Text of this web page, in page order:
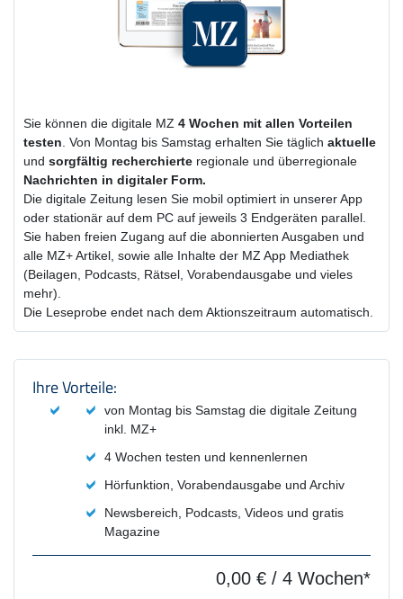
Sie können die digitale MZ 4 Wochen mit allen Vorteilen
testen. Von Montag bis Samstag erhalten Sie täglich aktuelle
und sorgfältig recherchierte regionale und überregionale
Nachrichten in digitaler Form.
Die digitale Zeitung lesen Sie mobil optimiert in unserer App
oder stationär auf dem PC auf jeweils 3 Endgeräten parallel.
Sie haben freien Zugang auf die abonnierten Ausgaben und
alle MZ+ Artikel, sowie alle Inhalte der MZ App Mediathek
(Beilagen, Podcasts, Rätsel, Vorabendausgabe und vieles
mehr).
Die Leseprobe endet nach dem Aktionszeitraum automatisch.
Produktzusammenfassung und
Ihre Vorteile:
von Montag bis Samstag die digitale Zeitung
inkl. MZ+
4 Wochen testen und kennenlernen
Hörfunktion, Vorabendausgabe und Archiv
Newsbereich, Podcasts, Videos und gratis
Magazine
0,00 € / 4 Wochen*